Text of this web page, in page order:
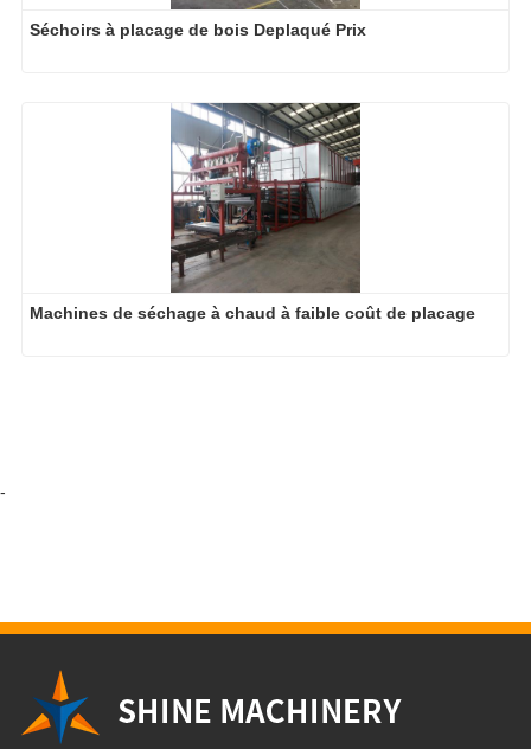
Machines de séchage à chaud à faible coût de placage
Shine Machinery, your end-to-end expertise for wood veneer
Selena Wang